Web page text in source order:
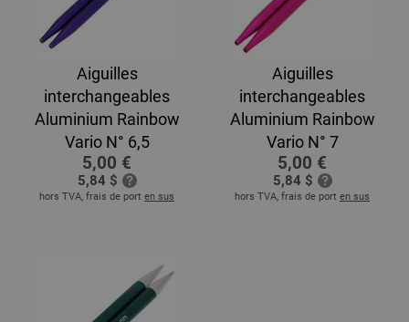
Aiguilles
interchangeables
Aluminium Rainbow
Vario N° 6,5
5,00 €
5,84 $
hors TVA, frais de port en sus
Aiguilles
interchangeables
Aluminium Rainbow
Vario N° 7
5,00 €
5,84 $
hors TVA, frais de port en sus